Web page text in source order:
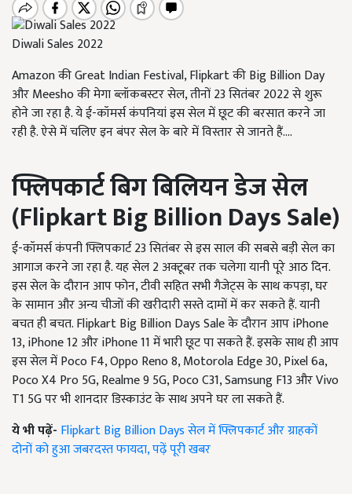
Diwali Sales 2022
Amazon की Great Indian Festival, Flipkart की Big Billion Day
और Meesho की मेगा ब्लॉकबस्टर सेल, तीनों 23 सितंबर 2022 से शुरू
होने जा रहा है. ये ई-कॉमर्स कंपनियां इस सेल में छूट की बरसात करने जा
रही है. ऐसे में चलिए इन बंपर सेल के बारे में विस्तार से जानते हैं....
फ्लिपकार्ट बिग बिलियन डेज सेल
(Flipkart Big Billion Days Sale)
ई-कॉमर्स कंपनी फ्लिपकार्ट 23 सितंबर से इस साल की सबसे बड़ी सेल का
आगाज करने जा रहा है. यह सेल 2 अक्टूबर तक चलेगा यानी पूरे आठ दिन.
इस सेल के दौरान आप फोन, टीवी सहित सभी गैजेट्स के साथ कपड़ा, घर
के सामान और अन्य चीजों की खरीदारी सस्ते दामों में कर सकते हैं. यानी
बचत ही बचत. Flipkart Big Billion Days Sale के दौरान आप iPhone
13, iPhone 12 और iPhone 11 में भारी छूट पा सकते हैं. इसके साथ ही आप
इस सेल में Poco F4, Oppo Reno 8, Motorola Edge 30, Pixel 6a,
Poco X4 Pro 5G, Realme 9 5G, Poco C31, Samsung F13 और Vivo
T1 5G पर भी शानदार डिस्काउंट के साथ अपने घर ला सकते हैं.
ये भी पढ़ें- Flipkart Big Billion Days सेल में फ्लिपकार्ट और ग्राहकों
दोनों को हुआ जबरदस्त फायदा, पढ़ें पूरी खबर